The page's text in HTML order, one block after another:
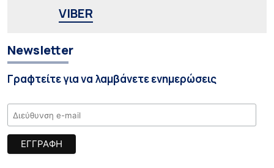
VIBER
Newsletter
Γραφτείτε για να λαμβάνετε ενημερώσεις